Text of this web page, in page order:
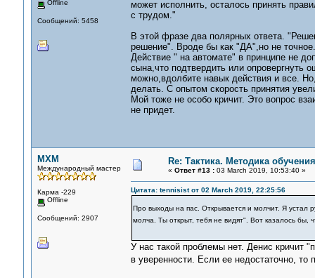
Offline
Сообщений: 5458
может исполнить, осталось принять
с трудом."
В этой фразе два полярных ответа.
решение". Вроде бы как "ДА",но не точное.
Действие " на автомате" в принципе не
сына,что подтвердить или опровергнуть
можно,вдолбите навык действия и все.
делать. С опытом скорость принятия
Мой тоже не особо кричит. Это вопрос
не придет.
MXM
Международный мастер
Карма -229
Offline
Сообщений: 2907
Re: Тактика. Методика обучения
« Ответ #13 :03 March 2019, 10:53:40 »
Цитата: tennisist от 02 March 2019, 22:25:56
Про выходы на пас. Открывается и молчит. Я устал
молча. Ты открыт, тебя не видят". Вот казалось бы,
У нас такой проблемы нет. Денис
в уверенности. Если ее недостаточно,